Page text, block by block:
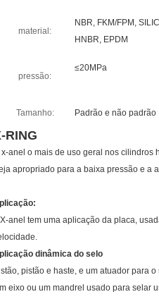
material:
NBR, FKM/FPM,
HNBR, EPDM
pressão:
≤20MPa
Tamanho: Padrão e não padrão
RING
x-anel o mais de uso geral nos cilindros
apropriado para a baixa pressão e a
anel tem uma aplicação da placa,
dinâmica do selo
pistão e haste, e um atuador para
eixo ou um mandrel usado para selar